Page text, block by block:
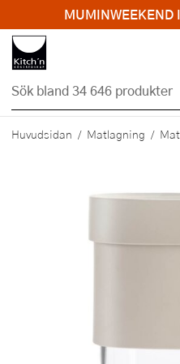
Hopp till huvudinnehållet
Huvudsidan Matlagning